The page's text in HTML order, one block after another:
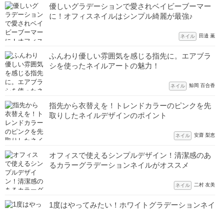
優しいグラデーションで愛されベイビーブーマー
に！オフィスネイルはシンプル綺麗が最強♪
ネイル 田邉 薫
ふんわり優しい雰囲気を感じる指先に。エアブラ
シを使ったネイルアートの魅力！
ネイル 鯨岡 百合香
指先から衣替えを！トレンドカラーのピンクを先
取りしたネイルデザインのポイント
ネイル 安齋 梨恵
オフィスで使えるシンプルデザイン！清潔感のあ
るカラーグラデーションネイルがオススメ
ネイル 二村 友美
1度はやってみたい！ホワイトグラデーションネイ